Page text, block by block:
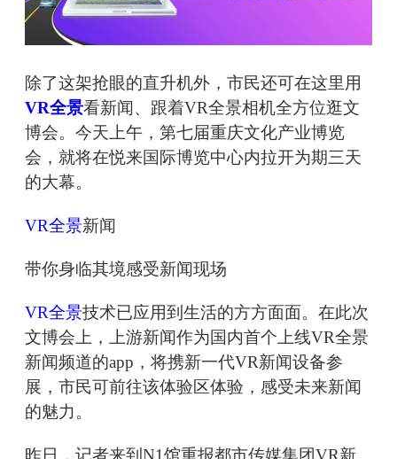
除了这架抢眼的直升机外，市民还可在这里用
VR全景看新闻、跟着VR全景相机全方位逛文
博会。今天上午，第七届重庆文化产业博览
会，就将在悦来国际博览中心内拉开为期三天
的大幕。
VR全景新闻
带你身临其境感受新闻现场
VR全景技术已应用到生活的方方面面。在此次
文博会上，上游新闻作为国内首个上线VR全景
新闻频道的app，将携新一代VR新闻设备参
展，市民可前往该体验区体验，感受未来新闻
的魅力。
昨日，记者来到N1馆重报都市传媒集团VR新